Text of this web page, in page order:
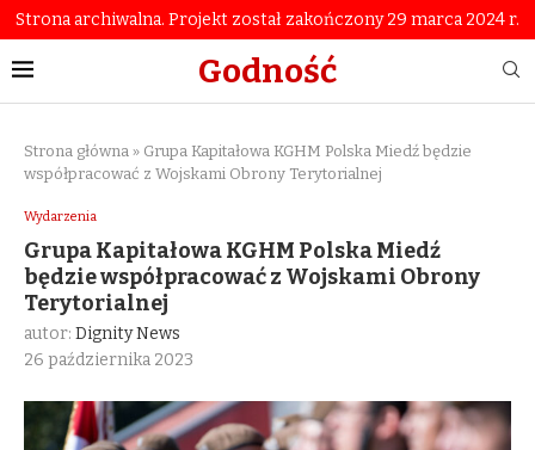
Strona archiwalna. Projekt został zakończony 29 marca 2024 r.
Godność
Strona główna » Grupa Kapitałowa KGHM Polska Miedź będzie
współpracować z Wojskami Obrony Terytorialnej
Wydarzenia
Grupa Kapitałowa KGHM Polska Miedź
będzie współpracować z Wojskami Obrony
Terytorialnej
autor: Dignity News
26 października 2023